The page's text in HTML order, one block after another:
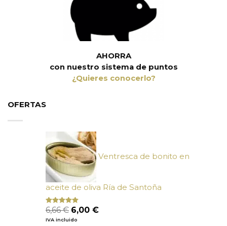
AHORRA
con nuestro sistema de puntos
¿Quieres conocerlo?
OFERTAS
Ventresca de bonito en
aceite de oliva Ría de Santoña
Valorado
con
de 5
6,66€ El
precio
6,00 €El
IVA incluido